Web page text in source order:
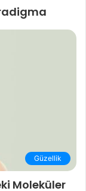
Güzellik
Moleküler